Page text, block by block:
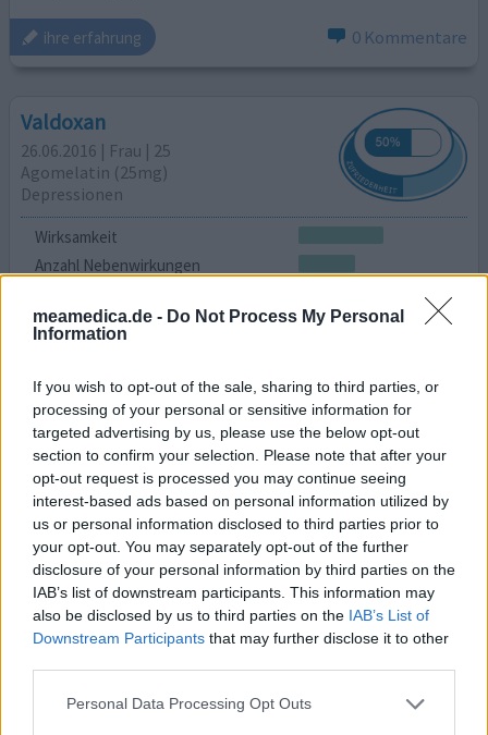
meamedica.de - Do Not Process My Personal
Information
If you wish to opt-out of the sale, sharing to third parties, or
processing of your personal or sensitive information for
targeted advertising by us, please use the below opt-out
section to confirm your selection. Please note that after your
opt-out request is processed you may continue seeing
interest-based ads based on personal information utilized by
us or personal information disclosed to third parties prior to
your opt-out. You may separately opt-out of the further
disclosure of your personal information by third parties on the
IAB’s list of downstream participants. This information may
also be disclosed by us to third parties on the IAB’s List of
Downstream Participants that may further disclose it to other
Personal Data Processing Opt Outs
ihre erfahrung 0 Kommentare
Valdoxan
26.06.2016 | Frau | 25
Agomelatin (25mg)
Depressionen
Wirksamkeit
Anzahl Nebenwirkungen
Valdoxan
05.03.2016 | Frau | 30
Agomelatin (50mg)
Angst / Panik
Wirksamkeit
Anzahl Nebenwirkungen
Ich nehme seit 1 jahr valdoxan zur Nacht 50 mg und
tagsüber tianeurax und bin sehr zufrieden und kann ein